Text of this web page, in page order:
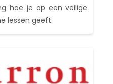
hoe je op een veilige
lessen geeft.